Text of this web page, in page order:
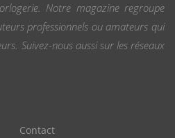
Notre magazine regroupe
professionnels ou amateurs qui
Suivez-nous aussi sur les réseaux
Contact